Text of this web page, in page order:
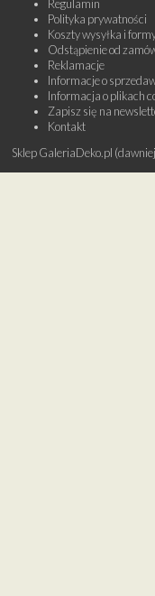
Regulamin
Polityka prywatności
Koszty wysyłka i
Odstąpienie od
Reklamacje
Informacje o
Informacja o plikach
Zapisz się na
Kontakt
Sklep GaleriaDeko.pl